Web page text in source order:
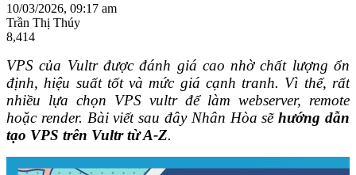
10/03/2026, 09:17 am
Trần Thị Thúy
8,414
VPS của Vultr được đánh giá cao nhờ chất lượng ổn
định, hiệu suất tốt và mức giá cạnh tranh. Vì thế, rất
nhiều lựa chọn VPS vultr để làm webserver, remote
hoặc render. Bài viết sau đây Nhân Hòa sẽhướng dẫn
tạo VPS trên Vultr từ A-Z.